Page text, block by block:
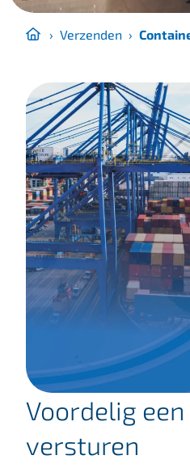
› Verzenden ›
Voordelig
versturen